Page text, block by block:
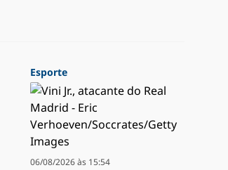
Esporte
06/08/2026 às 15:54